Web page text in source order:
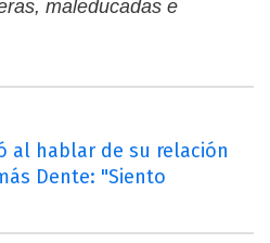
maleducadas e
al hablar de su relación
Dente: "Siento